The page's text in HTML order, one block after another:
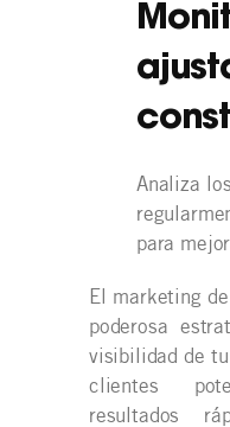
Analiza
para
El marketing
poderosa
visibilidad de
clientes
resultados